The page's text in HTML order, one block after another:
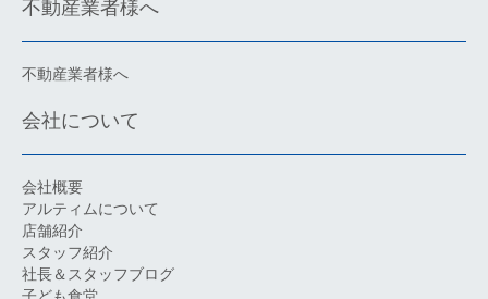
不動産業者様へ
不動産業者様へ
会社について
会社概要
アルティムについて
店舗紹介
スタッフ紹介
社長＆スタッフブログ
子ども食堂